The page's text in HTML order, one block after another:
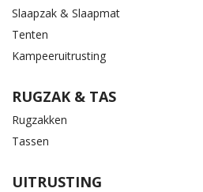
Slaapzak & Slaapmat
Tenten
Kampeeruitrusting
RUGZAK & TAS
Rugzakken
Tassen
UITRUSTING